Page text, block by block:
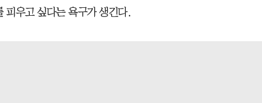
피우고 싶다는 욕구가 생긴다.